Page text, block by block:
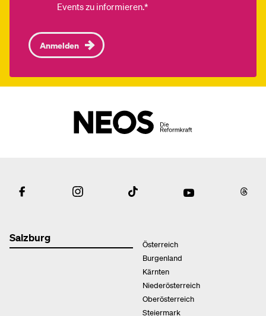
Events zu informieren.*
Anmelden
Salzburg
Österreich
Burgenland
Kärnten
Niederösterreich
Oberösterreich
Steiermark